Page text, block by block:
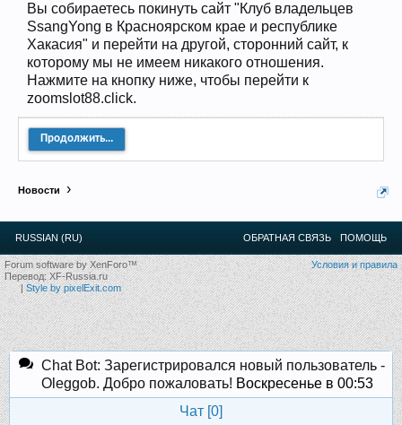
Прошедшие встречи клуба:1.2. 3 4.5.6 .7.8.9.10.11
12.13.14.15. 16.17.18.19.20. 21.22 .23.24.
Ближайшие мероприятия: 16 Августа 2026 года, 11
лет клубу!
Вы собираетесь покинуть сайт "Клуб владельцев
SsangYong в Красноярском крае и республике
Хакасия" и перейти на другой, сторонний сайт, к
которому мы не имеем никакого отношения.
Нажмите на кнопку ниже, чтобы перейти к
zoomslot88.click.
Продолжить...
Новости
RUSSIAN (RU) ОБРАТНАЯ СВЯЗЬ ПОМОЩЬ
Условия и правила
Forum software by XenForo™
Перевод:XF-Russia.ru
|Style by pixelExit.com
Chat Bot: Зарегистрировался новый пользователь -
Oleggob. Добро пожаловать! Воскресенье в 00:53
Чат [0]